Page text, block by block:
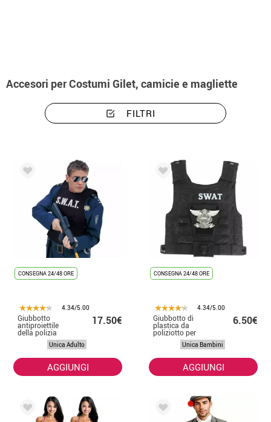
Accesori per Costumi Gilet, camicie e magliette
FILTRI
CONSEGNA 24/48 ORE
4.34/5.00
Giubbotto
antiproiettile
della polizia
SWAT per adulti
17.50€
Unica Adulto
AGGIUNGI
CONSEGNA 24/48 ORE
4.34/5.00
Giubbotto di
plastica da
poliziotto per
bambini
36x28cm
6.50€
Unica Bambini
AGGIUNGI